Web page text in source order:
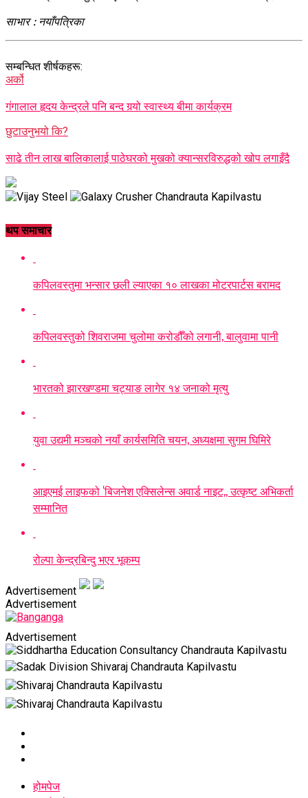
साभार : नयाँपत्रिका
सम्बन्धित शीर्षकहरू:
अर्को
गंगालाल हृदय केन्द्रले पनि बन्द गर्‍यो स्वास्थ्य बीमा कार्यक्रम
छुटाउनुभयो कि?
साढे तीन लाख बालिकालाई पाठेघरको मुखको क्यान्सरविरुद्धको खोप लगाइँदै
थप समाचार
कपिलवस्तुमा भन्सार छली ल्याएका १० लाखका मोटरपार्टस बरामद
कपिलवस्तुको शिवराजमा चुलोमा करोडौँको लगानी, बालुवामा पानी
भारतको झारखण्डमा चट्याङ लागेर १४ जनाको मृत्यु
युवा उद्यमी मञ्चको नयाँ कार्यसमिति चयन, अध्यक्षमा सुगम घिमिरे
आइएमई लाइफको ‘बिजनेश एक्सिलेन्स अवार्ड नाइट,, उत्कृष्ट अभिकर्ता
सम्मानित
रोल्पा केन्द्रबिन्दु भएर भूकम्प
Advertisement
Advertisement
Advertisement
होमपेज